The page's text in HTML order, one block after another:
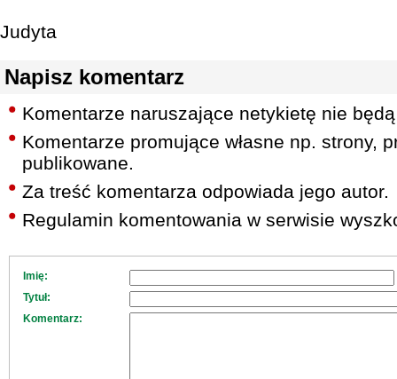
Judyta
Napisz komentarz
Komentarze naruszające netykietę nie
Komentarze promujące własne np. strony,
publikowane.
Za treść komentarza odpowiada jego autor.
Regulamin komentowania w serwisie
Imię:
Tytuł:
Komentarz: